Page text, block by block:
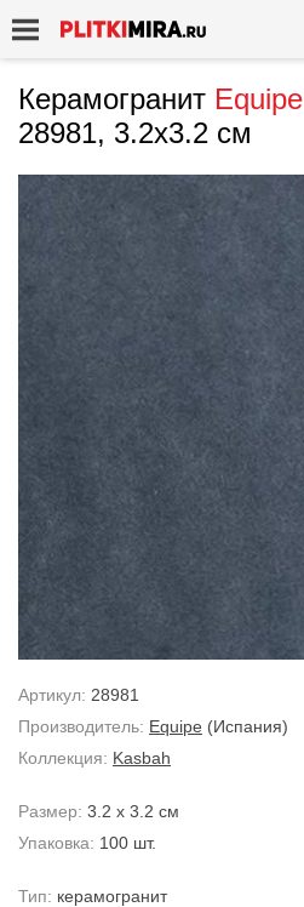
Керамогранит Equipe
28981, 3.2x3.2 см
Артикул: 28981
Производитель: Equipe (Испания)
Коллекция: Kasbah
Размер: 3.2 x 3.2 см
Упаковка: 100 шт.
Тип: керамогранит